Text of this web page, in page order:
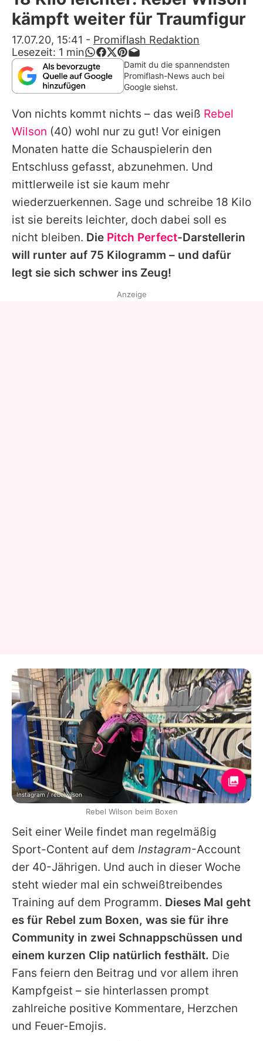
Alle Themen auf Promiflash
App runterladen
Team
Redaktionelle Richtlinien
Impressum
Datenschutzerklärung
Nutzungsbedingungen
Utiq verwalten
kämpft weiter für Traumfigur
17.07.20, 15:41 - Promiflash Redaktion
Lesezeit: 1 min
Damit du die spannendsten
Promiflash-News auch bei
Google siehst.
Von nichts kommt nichts – das weiß Rebel
Wilson (40) wohl nur zu gut! Vor einigen
Monaten hatte die Schauspielerin den
Entschluss gefasst, abzunehmen. Und
mittlerweile ist sie kaum mehr
wiederzuerkennen. Sage und schreibe 18 Kilo
ist sie bereits leichter, doch dabei soll es
nicht bleiben. Die Pitch Perfect-Darstellerin
will runter auf 75 Kilogramm – und dafür
legt sie sich schwer ins Zeug!
Seit einer Weile findet man regelmäßig
Sport-Content auf dem Instagram-Account
der 40-Jährigen. Und auch in dieser Woche
steht wieder mal ein schweißtreibendes
Training auf dem Programm. Dieses Mal geht
es für Rebel zum Boxen, was sie für ihre
Community in zwei Schnappschüssen und
einem kurzen Clip natürlich festhält. Die
Fans feiern den Beitrag und vor allem ihren
Kampfgeist – sie hinterlassen prompt
zahlreiche positive Kommentare, Herzchen
und Feuer-Emojis.
Anzeige
Instagram / rebelwilson
Rebel Wilson beim Boxen